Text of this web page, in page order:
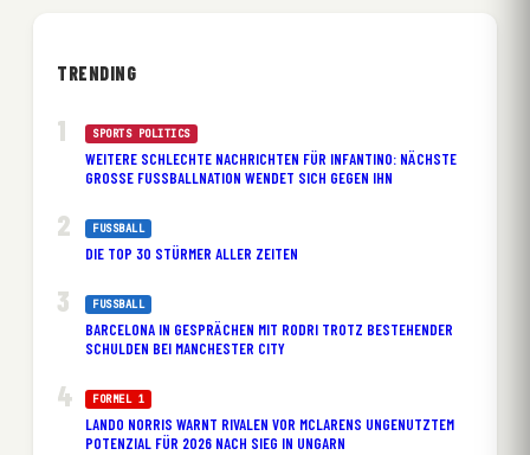
TRENDING
SPORTS POLITICS
WEITERE SCHLECHTE NACHRICHTEN FÜR INFANTINO: NÄCHSTE
GROSSE FUSSBALLNATION WENDET SICH GEGEN IHN
FUSSBALL
DIE TOP 30 STÜRMER ALLER ZEITEN
FUSSBALL
BARCELONA IN GESPRÄCHEN MIT RODRI TROTZ BESTEHENDER
SCHULDEN BEI MANCHESTER CITY
FORMEL 1
LANDO NORRIS WARNT RIVALEN VOR MCLARENS UNGENUTZTEM
POTENZIAL FÜR 2026 NACH SIEG IN UNGARN